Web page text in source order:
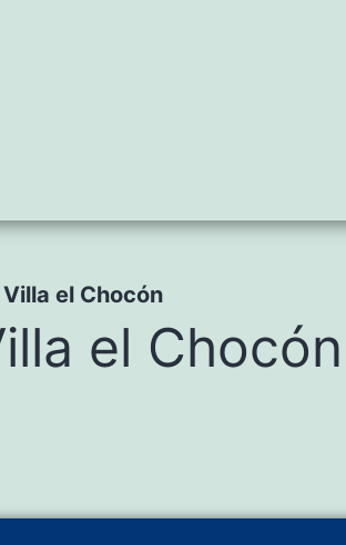
Villa el Chocón
el Chocón